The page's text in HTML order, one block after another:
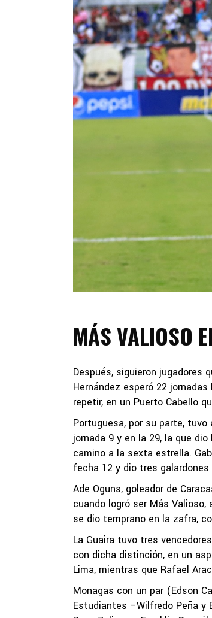
MÁS VALIOSO
Después, siguieron jugadores
Hernández esperó 22
repetir, en un Puerto Cabello
Portuguesa, por su parte,
jornada 9 y en la 29, la que
camino a la sexta estrella.
fecha 12 y dio tres galardones
Ade Oguns, goleador de
cuando logró ser Más
se dio temprano en la zafra,
La Guaira tuvo tres
con dicha distinción, en un
Lima, mientras que Rafael
Monagas con un par (Edson
Estudiantes –Wilfredo Peña y